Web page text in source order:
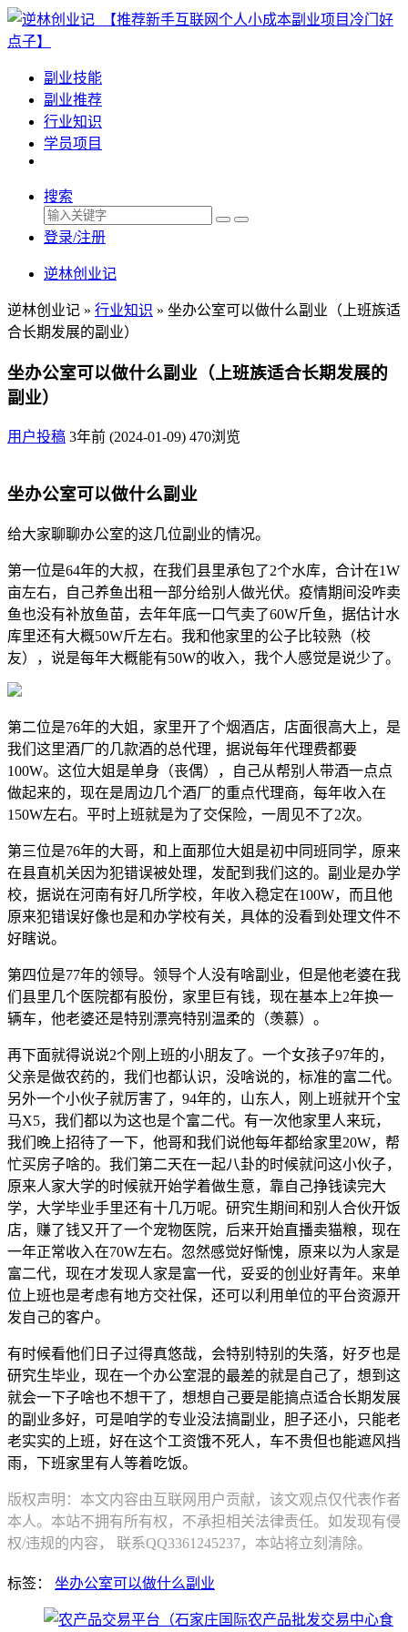
副业技能
副业推荐
行业知识
学员项目
搜索
登录/注册
逆林创业记
逆林创业记 » 行业知识 » 坐办公室可以做什么副业（上班族适
合长期发展的副业）
坐办公室可以做什么副业（上班族适合长期发展的
副业）
用户投稿 3年前 (2024-01-09) 470浏览
坐办公室可以做什么副业
给大家聊聊办公室的这几位副业的情况。
第一位是64年的大叔，在我们县里承包了2个水库，合计在1W
亩左右，自己养鱼出租一部分给别人做光伏。疫情期间没咋卖
鱼也没有补放鱼苗，去年年底一口气卖了60W斤鱼，据估计水
库里还有大概50W斤左右。我和他家里的公子比较熟（校
友），说是每年大概能有50W的收入，我个人感觉是说少了。
第二位是76年的大姐，家里开了个烟酒店，店面很高大上，是
我们这里酒厂的几款酒的总代理，据说每年代理费都要
100W。这位大姐是单身（丧偶），自己从帮别人带酒一点点
做起来的，现在是周边几个酒厂的重点代理商，每年收入在
150W左右。平时上班就是为了交保险，一周见不了2次。
第三位是76年的大哥，和上面那位大姐是初中同班同学，原来
在县直机关因为犯错误被处理，发配到我们这的。副业是办学
校，据说在河南有好几所学校，年收入稳定在100W，而且他
原来犯错误好像也是和办学校有关，具体的没看到处理文件不
好瞎说。
第四位是77年的领导。领导个人没有啥副业，但是他老婆在我
们县里几个医院都有股份，家里巨有钱，现在基本上2年换一
辆车，他老婆还是特别漂亮特别温柔的（羡慕）。
再下面就得说说2个刚上班的小朋友了。一个女孩子97年的，
父亲是做农药的，我们也都认识，没啥说的，标准的富二代。
另外一个小伙子就厉害了，94年的，山东人，刚上班就开个宝
马X5，我们都以为这也是个富二代。有一次他家里人来玩，
我们晚上招待了一下，他哥和我们说他每年都给家里20W，帮
忙买房子啥的。我们第二天在一起八卦的时候就问这小伙子，
原来人家大学的时候就开始学着做生意，靠自己挣钱读完大
学，大学毕业手里还有十几万呢。研究生期间和别人合伙开饭
店，赚了钱又开了一个宠物医院，后来开始直播卖猫粮，现在
一年正常收入在70W左右。忽然感觉好惭愧，原来以为人家是
富二代，现在才发现人家是富一代，妥妥的创业好青年。来单
位上班也是考虑有地方交社保，还可以利用单位的平台资源开
发自己的客户。
有时候看他们日子过得真悠哉，会特别特别的失落，好歹也是
研究生毕业，现在一个办公室混的最差的就是自己了，想到这
就会一下子啥也不想干了，想想自己要是能搞点适合长期发展
的副业多好，可是咱学的专业没法搞副业，胆子还小，只能老
老实实的上班，好在这个工资饿不死人，车不贵但也能遮风挡
雨，下班家里有人等着吃饭。
版权声明：本文内容由互联网用户贡献，该文观点仅代表作者
本人。本站不拥有所有权，不承担相关法律责任。如发现有侵
权/违规的内容， 联系QQ3361245237，本站将立刻清除。
标签： 坐办公室可以做什么副业